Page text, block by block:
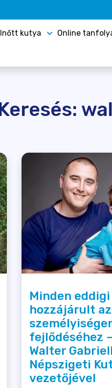
kutya Online
Minden
hozzájárult
fejlődéséhez
Walter
Népszigeti
vezetőjével